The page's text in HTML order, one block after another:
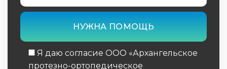
Корректировка рациона и питьевого
режима при занятиях спортом с ампутацией
Психологическая адаптация и преодоление
страха падения на дистанции
Я даю согласие ООО «Архангельское
протезно-ортопедическое